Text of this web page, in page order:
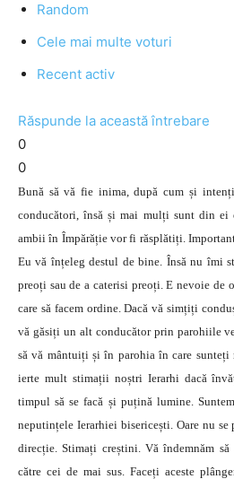
Random
Cele mai multe voturi
Recent activ
Răspunde la această întrebare
0
0
Bună să vă fie inima, după cum și
conducători, însă și mai mulți sunt din ei
ambii în Împărăție vor fi răsplătiți. Important
Eu vă înțeleg destul de bine. Însă nu îmi
preoți sau de a caterisi preoți. E nevoie de
care să facem ordine. Dacă vă simțiți
vă găsiți un alt conducător prin parohiile
să vă mântuiți și în parohia în care sunteți
ierte mult stimații noștri Ierarhi dacă
timpul să se facă și puțină lumine.
neputințele Ierarhiei bisericești. Oare nu se
direcție. Stimați creștini. Vă îndemnăm să
către cei de mai sus. Faceți aceste